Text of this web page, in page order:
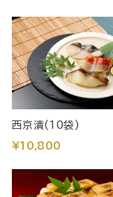
西京漬(10袋)
¥10,800